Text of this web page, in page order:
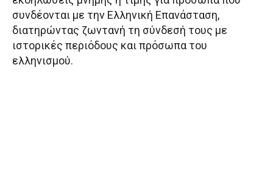
συνδέονται με την Ελληνική Επανάσταση,
διατηρώντας ζωντανή τη σύνδεσή τους με
ιστορικές περιόδους και πρόσωπα του
ελληνισμού.